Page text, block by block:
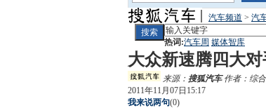
汽车频道 > 汽
热词:汽车周 媒体智库
大众新速腾四大
来源： 搜狐汽车作者：综
2011年11月07日15:17
我来说两句(0)